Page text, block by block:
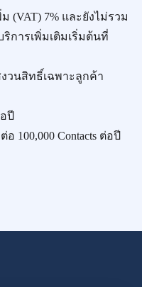
(VAT) 7% และยังไม่รวม
การเพิ่มเติมเริ่มต้นที่
งวนสิทธิ์เฉพาะลูกค้า
ปี
ต่อ 100,000 Contacts ต่อปี